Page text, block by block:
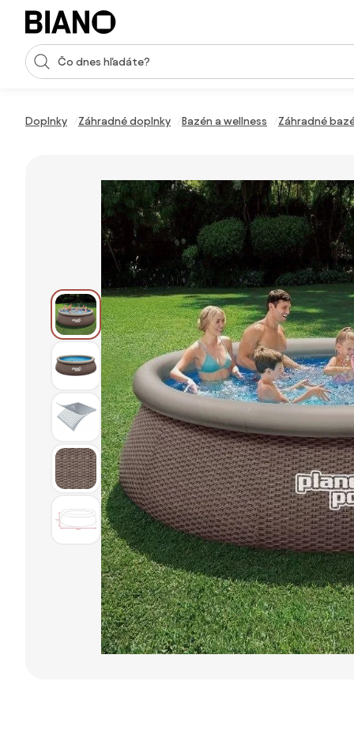
Preskočiť navigáciu, prejsť na obsah
Vstup pre vyhľadávanie
Doplnky Záhradné doplnky Bazén a wellness Záhradné